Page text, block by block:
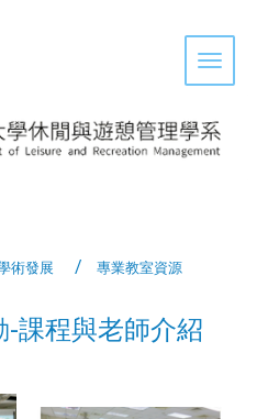
Toggle
術發展 專業教室資源
-課程與老師介紹